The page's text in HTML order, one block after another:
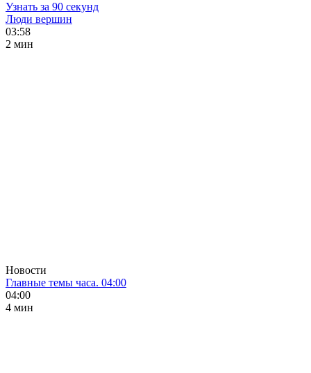
Узнать за 90 секунд
Люди вершин
03:58
2 мин
Новости
Главные темы часа. 04:00
04:00
4 мин